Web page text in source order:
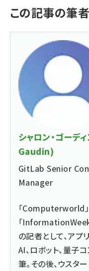
この記事の筆者
シャロン・ゴーデ
Gaudin)
GitLab Senior
Manager
「Computerworld
「InformationWeek
の記者として、アプ
AI、ロボット、量子
筆。その後、ウスタ